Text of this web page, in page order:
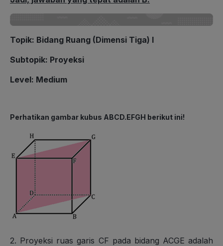
Topik: Bidang Ruang (Dimensi Tiga) I
Subtopik: Proyeksi
Level: Medium
Perhatikan gambar kubus ABCD.EFGH berikut ini!
2. Proyeksi ruas garis CF pada bidang ACGE adalah